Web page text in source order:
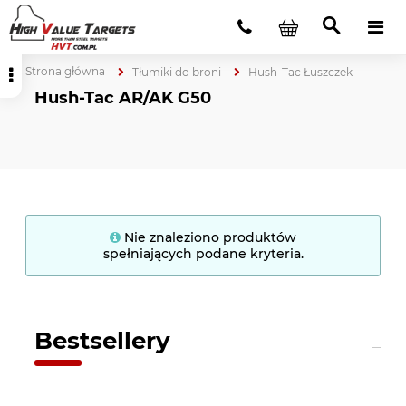
Strona główna Tłumiki do broni Hush-Tac Łuszczek
Hush-Tac AR/AK G50
Nie znaleziono produktów
spełniających podane kryteria.
Bestsellery